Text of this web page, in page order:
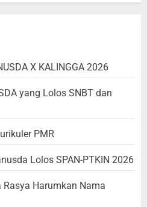
X KALINGGA 2026
yang Lolos SNBT dan
PMR
Lolos SPAN-PTKIN 2026
Harumkan Nama